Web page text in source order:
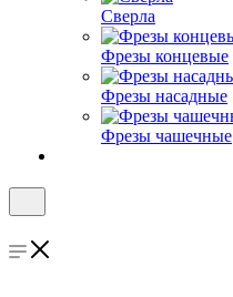
Сверла
Фрезы концевые
Фрезы насадные
Фрезы чашечные